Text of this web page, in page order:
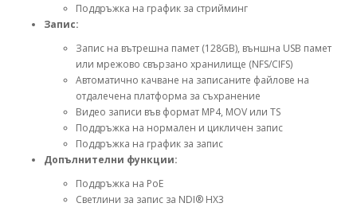
Поддръжка на график за стрийминг
Запис:
Запис на вътрешна памет (128GB), външна USB памет
или мрежово свързано хранилище (NFS/CIFS)
Автоматично качване на записаните файлове на
отдалечена платформа за съхранение
Видео записи във формат MP4, MOV или TS
Поддръжка на нормален и цикличен запис
Поддръжка на график за запис
Допълнителни функции:
Поддръжка на PoE
Светлини за запис за NDI® HX3